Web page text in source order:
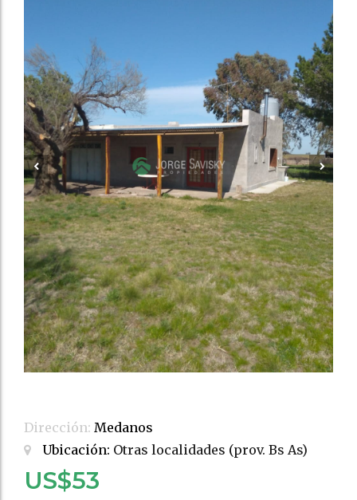
Dirección: Medanos
Ubicación: Otras localidades (prov. Bs As)
US$53